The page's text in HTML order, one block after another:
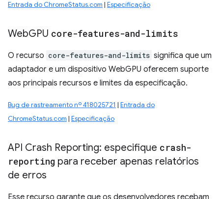
Entrada do ChromeStatus.com | Especificação
WebGPU core-features-and-limits
O recurso core-features-and-limits significa que um
adaptador e um dispositivo WebGPU oferecem suporte
aos principais recursos e limites da especificação.
Bug de rastreamento nº 418025721 | Entrada do
ChromeStatus.com | Especificação
API Crash Reporting: especifique crash-
reporting para receber apenas relatórios
de erros
Esse recurso garante que os desenvolvedores recebam